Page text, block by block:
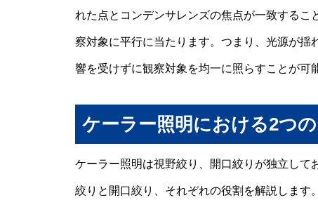
れた点とコンデンサレンズの焦点が一致する
察対象に平行に当たります。つまり、光源が
響を受けずに観察対象を均一に照らすことが可
ケーラー照明における2つ
ケーラー照明は視野絞り、開口絞りが独立し
絞りと開口絞り、それぞれの役割を解説します。